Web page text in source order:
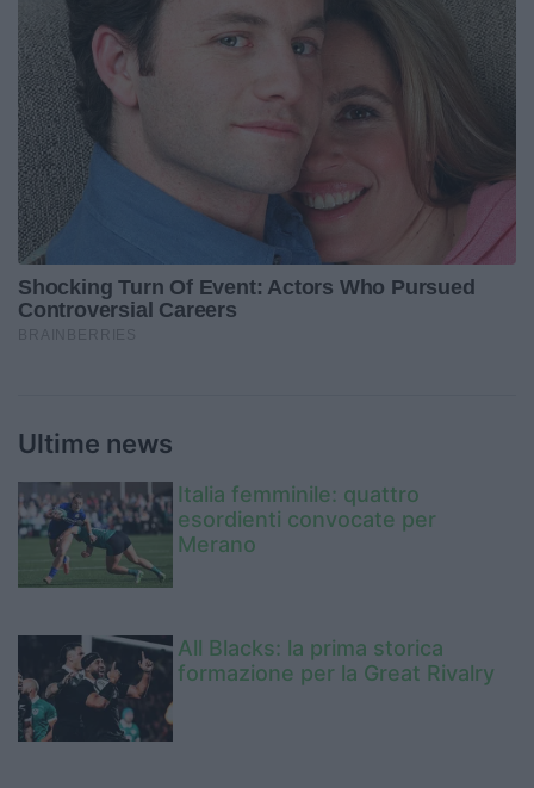
Ultime news
Italia femminile: quattro
esordienti convocate per
Merano
All Blacks: la prima storica
formazione per la Great Rivalry